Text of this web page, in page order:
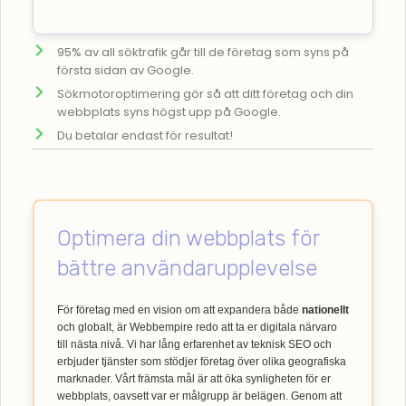
95% av all söktrafik går till de företag som syns på
första sidan av Google.
Sökmotoroptimering gör så att ditt företag och din
webbplats syns högst upp på Google.
Du betalar endast för resultat!
Optimera din webbplats för
bättre användarupplevelse
För företag med en vision om att expandera både nationellt
och globalt, är Webbempire redo att ta er digitala närvaro
till nästa nivå. Vi har lång erfarenhet av teknisk SEO och
erbjuder tjänster som stödjer företag över olika geografiska
marknader. Vårt främsta mål är att öka synligheten för er
webbplats, oavsett var er målgrupp är belägen. Genom att